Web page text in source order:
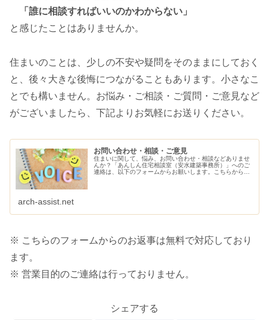
「誰に相談すればいいのかわからない」
と感じたことはありませんか。
住まいのことは、少しの不安や疑問をそのままにしておく
と、後々大きな後悔につながることもあります。小さなこ
とでも構いません。お悩み・ご相談・ご質問・ご意見など
がございましたら、下記よりお気軽にお送りください。
お問い合わせ・相談・ご意見
住まいに関して、悩み、お問い合わせ・相談などありませ
んか？「あんしん住宅相談室（安水建築事務所）」へのご
連絡は、以下のフォームからお願いします。こちらから、
arch-assist.net
※ こちらのフォームからのお返事は無料で対応しており
ます。
※ 営業目的のご連絡は行っておりません。
シェアする